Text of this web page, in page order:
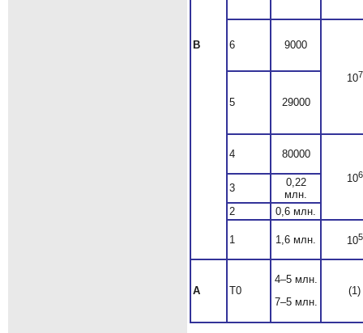
B 6 9000
107
5 29000
4 80000
106
3
0,22
млн.
2
0,6 млн.
1 1,6 млн. 105
А T0
4–5 млн.
7–5 млн.
(1)